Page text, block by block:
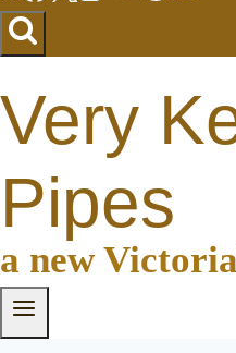
Very
Pipes
a new